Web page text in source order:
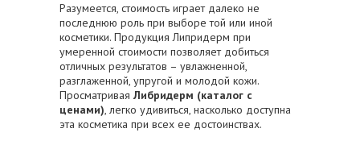
Разумеется, стоимость играет далеко не
последнюю роль при выборе той или иной
косметики. Продукция Липридерм при
умеренной стоимости позволяет добиться
отличных результатов – увлажненной,
разглаженной, упругой и молодой кожи.
ПросматриваяЛибридерм (каталог с
ценами), легко удивиться, насколько доступна
эта косметика при всех ее достоинствах.